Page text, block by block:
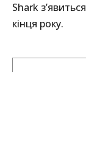
Shark
кінця року.